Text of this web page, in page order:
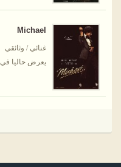
Michael
غنائي / وثائقي
يعرض حاليا في 36 سينمات